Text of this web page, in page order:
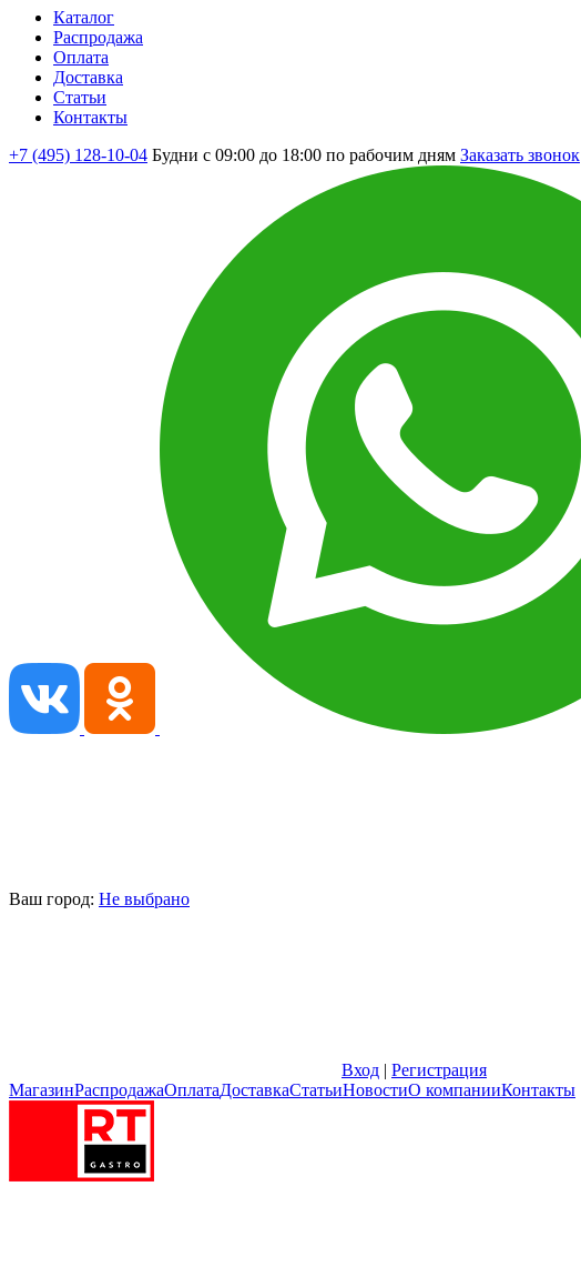
Каталог
Распродажа
Оплата
Доставка
Статьи
Контакты
+7 (495) 128-10-04 Будни с 09:00 до 18:00 по рабочим дням Заказать звонок
Ваш город: Не выбрано
Вход | Регистрация
МагазинРаспродажаОплатаДоставкаСтатьиНовостиО компанииКонтакты